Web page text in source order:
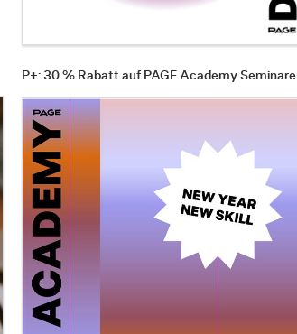
P+: 30 % Rabatt auf PAGE Academy Seminare